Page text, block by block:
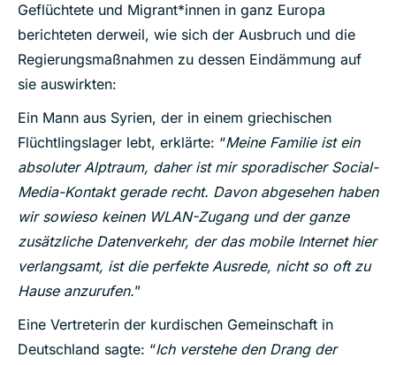
Geflüchtete und Migrant*innen in ganz Europa
berichteten derweil, wie sich der Ausbruch und die
Regierungsmaßnahmen zu dessen Eindämmung auf
sie auswirkten:
Ein Mann aus Syrien, der in einem griechischen
Flüchtlingslager lebt, erklärte: “Meine Familie ist ein
absoluter Alptraum, daher ist mir sporadischer Social-
Media-Kontakt gerade recht. Davon abgesehen haben
wir sowieso keinen WLAN-Zugang und der ganze
zusätzliche Datenverkehr, der das mobile Internet hier
verlangsamt, ist die perfekte Ausrede, nicht so oft zu
Hause anzurufen.”
Eine Vertreterin der kurdischen Gemeinschaft in
Deutschland sagte: “Ich verstehe den Drang der